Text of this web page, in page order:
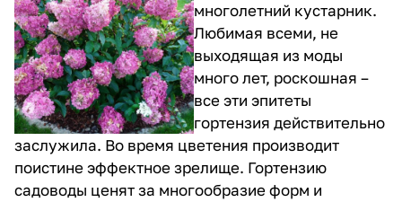
многолетний кустарник.
Любимая всеми, не
выходящая из моды
много лет, роскошная –
все эти эпитеты
гортензия действительно
заслужила. Во время цветения производит
поистине эффектное зрелище. Гортензию
садоводы ценят за многообразие форм и